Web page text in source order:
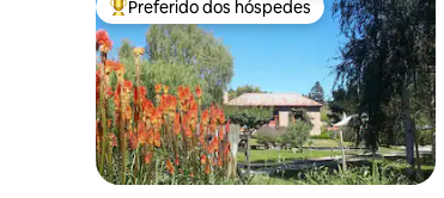
Entre os melhores preferidos dos hóspedes
Preferido dos hóspedes